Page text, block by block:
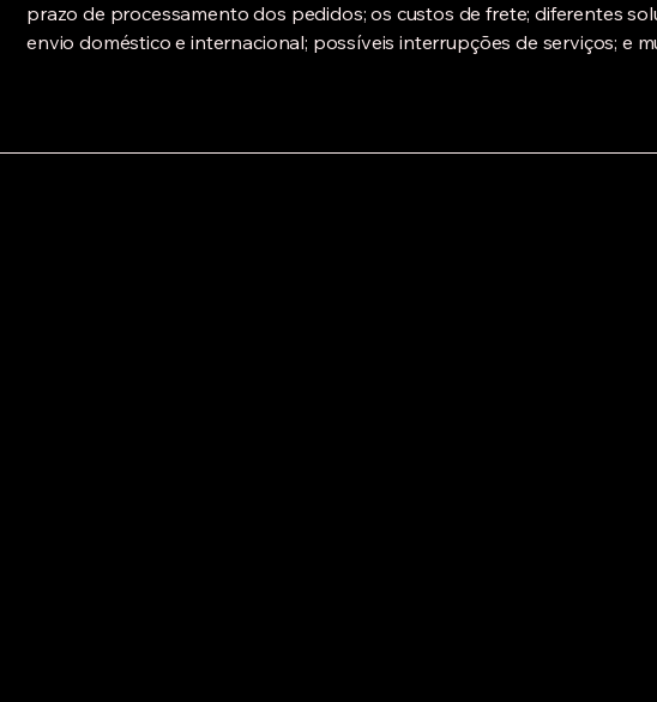
prazo de processamento dos pedidos; os custos de frete; diferentes
envio doméstico e internacional; possíveis interrupções de serviços; e